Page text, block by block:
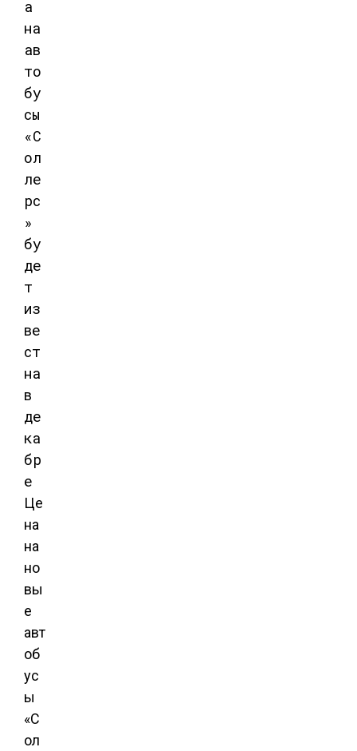
Це
на
на
но
вы
е
авт
об
ус
ы
«С
ол